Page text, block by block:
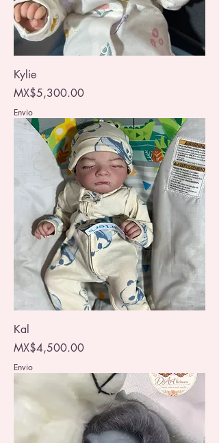
Kylie
Price
MX$5,300.00
Envio
Kal
Price
MX$4,500.00
Envio